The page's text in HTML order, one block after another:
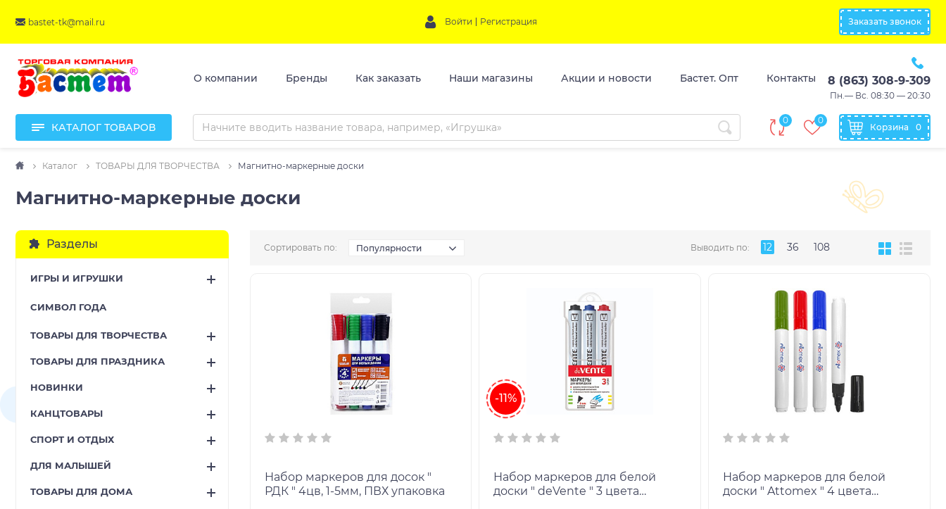
bastet-tk@mail.ru Войти Регистрация Заказать звонок
О компании Бренды Как заказать Наши магазины Акции и новости Бастет. Опт Контакты 8 (863) 308-9-309
Пн.— Вс. 08:30 — 20:30
КАТАЛОГ ТОВАРОВ
0 0
Корзина 0
Каталог ТОВАРЫ ДЛЯ ТВОРЧЕСТВА Магнитно-маркерные доски
Магнитно-маркерные доски
Разделы
ИГРЫ И ИГРУШКИ
CИМВОЛ ГОДА
ТОВАРЫ ДЛЯ ТВОРЧЕСТВА
ТОВАРЫ ДЛЯ ПРАЗДНИКА
НОВИНКИ
КАНЦТОВАРЫ
СПОРТ И ОТДЫХ
ДЛЯ МАЛЫШЕЙ
ТОВАРЫ ДЛЯ ДОМА
Сортировать по: Популярности Выводить по: 12 36 108
Набор маркеров для досок "
РДК " 4цв, 1-5мм, ПВХ упаковка
-11%
Набор маркеров для белой
доски " deVente " 3 цвета
Набор маркеров для белой
доски " Attomex " 4 цвета